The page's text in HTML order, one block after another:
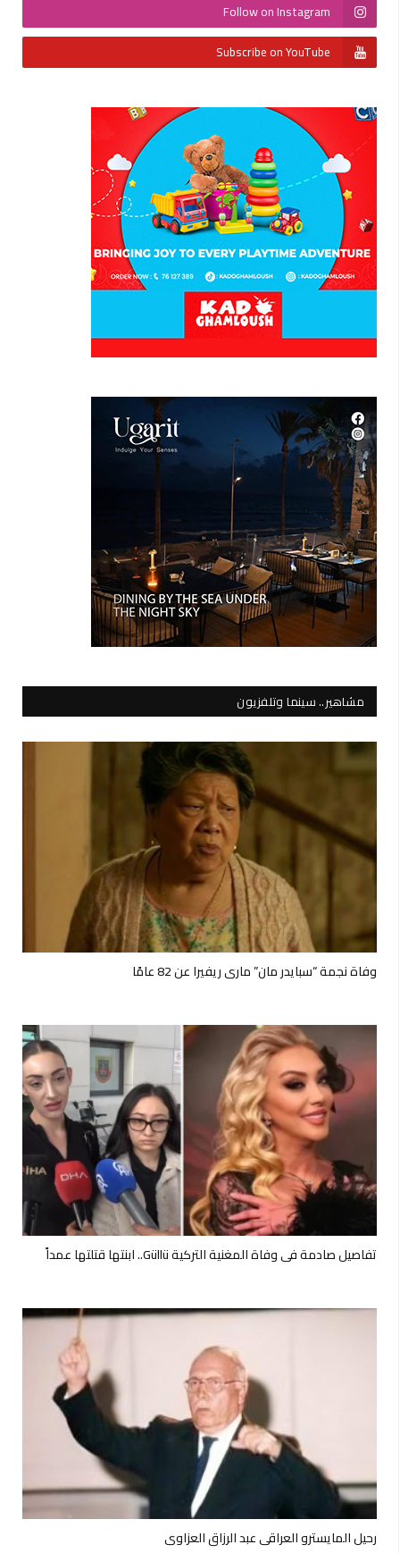
Follow on Instagram
Subscribe on YouTube
مشاهير.. سينما وتلفزيون
وفاة نجمة “سبايدر مان” ماري ريفيرا عن 82 عامًا
تفاصيل صادمة في وفاة المغنية التركية Güllü.. ابنتها قتلتها عمداً
رحيل المايسترو العراقي عبد الرزاق العزاوي